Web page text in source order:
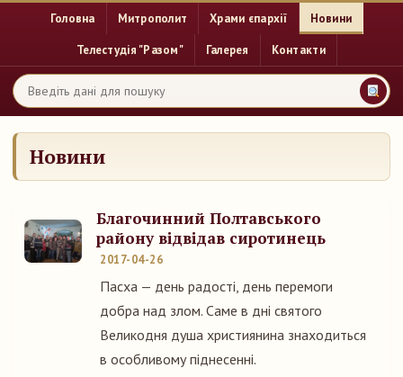
Головна Митрополит Храми єпархії Новини
Телестудія "Разом" Галерея Контакти
Новини
Благочинний Полтавського
району відвідав сиротинець
2017-04-26
Пасха — день радості, день перемоги
добра над злом. Саме в дні святого
Великодня душа християнина знаходиться
в особливому піднесенні.